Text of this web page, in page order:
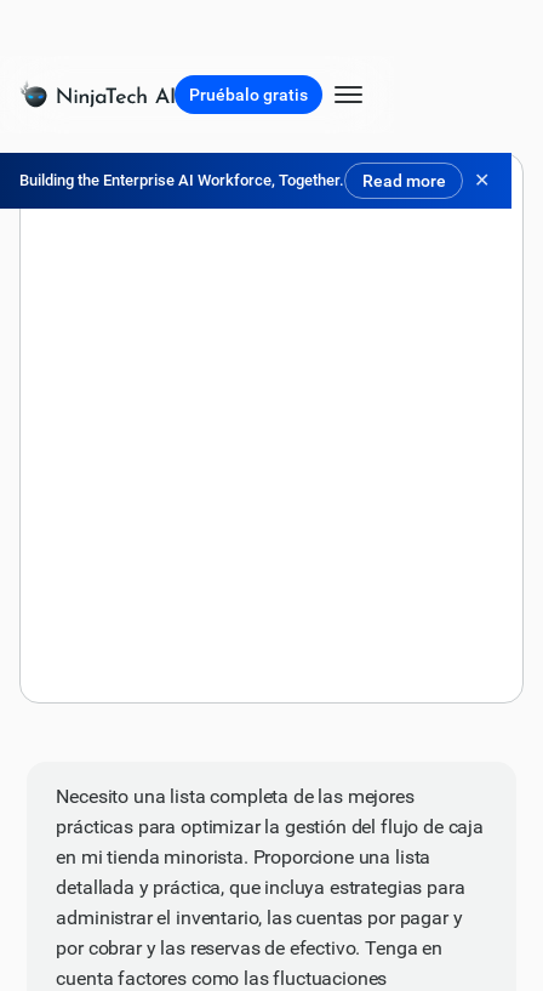
Building the Enterprise AI Workforce, Together. Read more ✕
Pruébalo gratis
Necesito una lista completa de las mejores
prácticas para optimizar la gestión del flujo de caja
en mi tienda minorista. Proporcione una lista
detallada y práctica, que incluya estrategias para
administrar el inventario, las cuentas por pagar y
por cobrar y las reservas de efectivo. Tenga en
cuenta factores como las fluctuaciones